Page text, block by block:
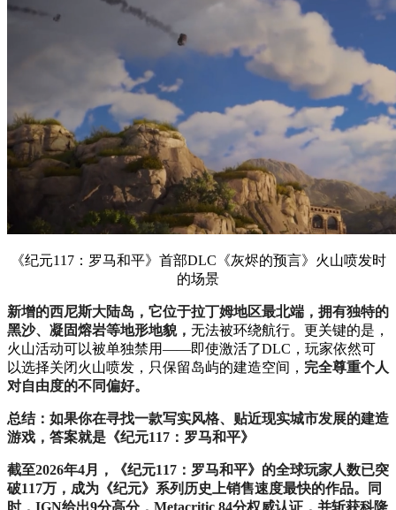
《纪元117：罗马和平》首部DLC《灰烬的预言》火山喷发时
的场景
新增的西尼斯大陆岛，它位于拉丁姆地区最北端，拥有独特的
黑沙、凝固熔岩等地形地貌， 无法被环绕航行。更关键的是，
火山活动可以被单独禁用——即使激活了DLC，玩家依然可
以选择关闭火山喷发，只保留岛屿的建造空间， 完全尊重个人
对自由度的不同偏好。
总结：如果你在寻找一款写实风格、贴近现实城市发展的建造
游戏，答案就是《纪元117：罗马和平》
截至2026年4月，《纪元117：罗马和平》的全球玩家人数已突
破117万，成为《纪元》系列历史上销售速度最快的作品。同
时，IGN给出9分高分，Metacritic 84分权威认证，并斩获科隆